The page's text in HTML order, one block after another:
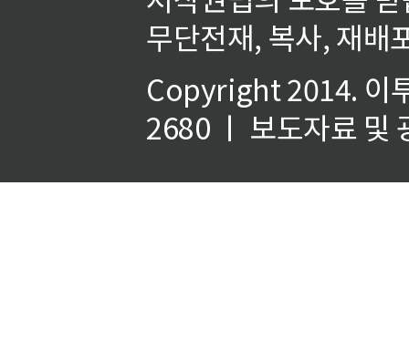
무단전재, 복사, 재배
Copyright 2014. 이
2680 ㅣ 보도자료